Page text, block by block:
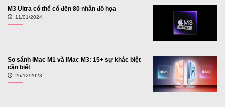
M3 Ultra có thể có đến 80 nhân đồ họa
11/01/2024
So sánh iMac M1 và iMac M3: 15+ sự khác biệt
cần biết
26/12/2023